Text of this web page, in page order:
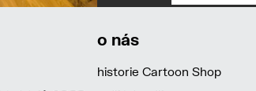
o nás
historie Cartoon Shop